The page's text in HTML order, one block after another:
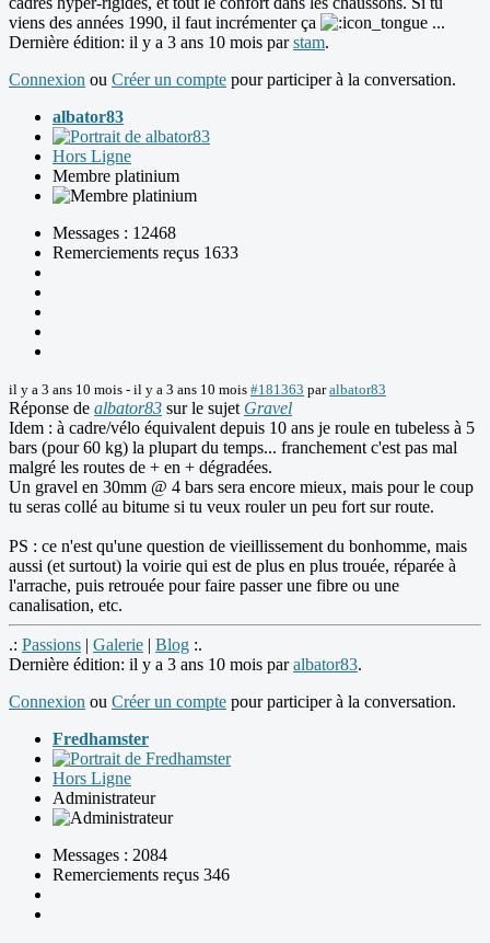
viens des années 1990, il faut incrémenter ça
...
Dernière édition: il y a 3 ans 10 mois parstam.
Connexion ou Créer un compte pour participer à la conversation.
albator83
Hors Ligne
Membre platinium
Messages : 12468
Remerciements reçus 1633
il y a 3 ans 10 mois - il y a 3 ans 10 mois #181363 paralbator83
Réponse de albator83 sur le sujet Gravel
Idem : à cadre/vélo équivalent depuis 10 ans je roule en tubeless à 5
bars (pour 60 kg) la plupart du temps... franchement c'est pas mal
malgré les routes de + en + dégradées.
Un gravel en 30mm @ 4 bars sera encore mieux, mais pour le coup
tu seras collé au bitume si tu veux rouler un peu fort sur route.
PS : ce n'est qu'une question de vieillissement du bonhomme, mais
aussi (et surtout) la voirie qui est de plus en plus trouée, réparée à
l'arrache, puis retrouée pour faire passer une fibre ou une
canalisation, etc.
.: Passions | Galerie | Blog :.
Dernière édition: il y a 3 ans 10 mois paralbator83.
Connexion ou Créer un compte pour participer à la conversation.
Fredhamster
Hors Ligne
Administrateur
Messages : 2084
Remerciements reçus 346